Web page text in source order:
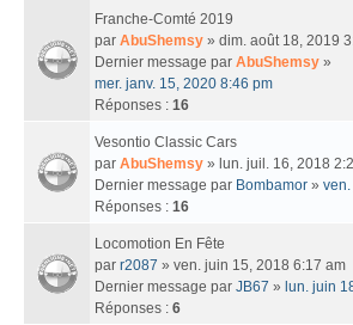
Franche-Comté 2019
par AbuShemsy » dim. août 18, 2019
Dernier message par AbuShemsy »
mer. janv. 15, 2020 8:46 pm
Réponses : 16
Vesontio Classic Cars
par AbuShemsy » lun. juil. 16, 2018
Dernier message par Bombamor »
Réponses : 16
Locomotion En Fête
par r2087 » ven. juin 15, 2018 6:17 am
Dernier message par JB67 » lun. juin
Réponses : 6